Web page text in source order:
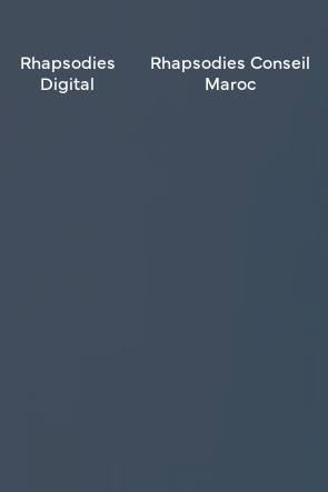
Rhapsodies
Digital
Rhapsodies Conseil
Maroc